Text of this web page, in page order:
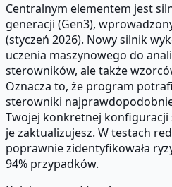
Centralnym elementem jest
generacji (Gen3),
(styczeń 2026). Nowy silnik
uczenia maszynowego do
sterowników, ale także
Oznacza to, że program
sterowniki
Twojej konkretnej konfiguracji
je zaktualizujesz. W testach
poprawnie zidentyfikowała
94% przypadków.